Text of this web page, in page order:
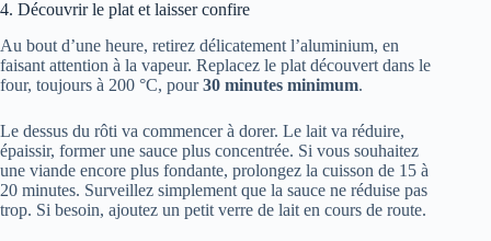
4. Découvrir le plat et laisser confire
Au bout d’une heure, retirez délicatement l’aluminium, en
faisant attention à la vapeur. Replacez le plat découvert dans le
four, toujours à 200 °C, pour30 minutes minimum.
Le dessus du rôti va commencer à dorer. Le lait va réduire,
épaissir, former une sauce plus concentrée. Si vous souhaitez
une viande encore plus fondante, prolongez la cuisson de 15 à
20 minutes. Surveillez simplement que la sauce ne réduise pas
trop. Si besoin, ajoutez un petit verre de lait en cours de route.